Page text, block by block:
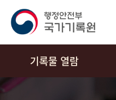
기록물 열람